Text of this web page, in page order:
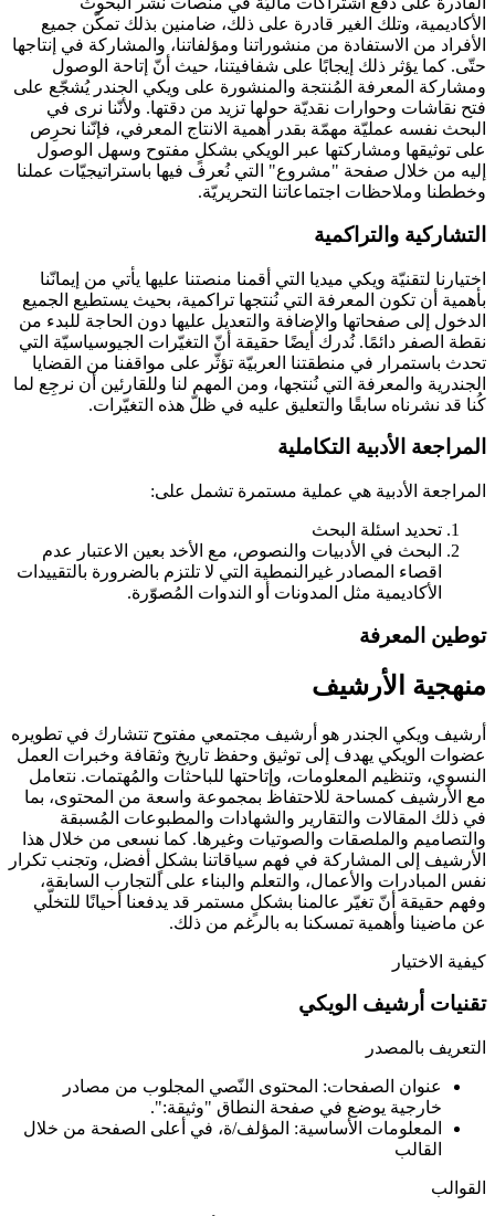
الأكاديمية، وتلك الغير قادرة على ذلك، ضامنين بذلك تمكّن جميع
الأفراد من الاستفادة من منشوراتنا ومؤلفاتنا، والمشاركة في إنتاجها
حتّى. كما يؤثر ذلك إيجابًا على شفافيتنا، حيث أنّ إتاحة الوصول
ومشاركة المعرفة المُنتجة والمنشورة على ويكي الجندر يُشجّع على
فتح نقاشات وحوارات نقديّة حولها تزيد من دقتها. ولأنّنا نرى في
البحث نفسه عمليّة مهمّة بقدر أهمية الانتاج المعرفي، فإنّنا نحرِص
على توثيقها ومشاركتها عبر الويكي بشكلٍ مفتوح وسهل الوصول
إليه من خلال صفحة "مشروع" التي نُعرف فيها باستراتيجيّات عملنا
وخططنا وملاحظات اجتماعاتنا التحريريّة.
التشاركية والتراكمية
اختيارنا لتقنيّة ويكي ميديا التي أقمنا منصتنا عليها يأتي من إيمانّنا
بأهمية أن تكون المعرفة التي نُنتجها تراكمية، بحيث يستطيع الجميع
الدخول إلى صفحاتها والإضافة والتعديل عليها دون الحاجة للبدء من
نقطة الصفر دائمًا. نُدرك أيضًا حقيقة أنّ التغيّرات الجيوسياسيّة التي
تحدث باستمرار في منطقتنا العربيّة تؤثّر على مواقفنا من القضايا
الجندرية والمعرفة التي نُنتجها، ومن المهم لنا وللقارئين أن نرجِع لما
كُنا قد نشرناه سابقًا والتعليق عليه في ظلّ هذه التغيّرات.
المراجعة الأدبية التكاملية
المراجعة الأدبية هي عملية مستمرة تشمل على:
تحديد اسئلة البحث
البحث في الأدبيات والنصوص، مع الأخد بعين الاعتبار عدم
اقصاء المصادر غيرالنمطية التي لا تلتزم بالضرورة بالتقييدات
الأكاديمية مثل المدونات أو الندوات المُصوّرة.
توطين المعرفة
منهجية الأرشيف
أرشيف ويكي الجندر هو أرشيف مجتمعي مفتوح تتشارك في تطويره
عضوات الويكي يهدف إلى توثيق وحفظ تاريخ وثقافة وخبرات العمل
النسوي، وتنظيم المعلومات، وإتاحتها للباحثات والمُهتمات. نتعامل
مع الأرشيف كمساحة للاحتفاظ بمجموعة واسعة من المحتوى، بما
في ذلك المقالات والتقارير والشهادات والمطبوعات المُسبقة
والتصاميم والملصقات والصوتيات وغيرها. كما نسعى من خلال هذا
الأرشيف إلى المشاركة في فهم سياقاتنا بشكلٍ أفضل، وتجنب تكرار
نفس المبادرات والأعمال، والتعلم والبناء على التجارب السابقة،
وفهم حقيقة أنّ تغيّر عالمنا بشكلٍ مستمر قد يدفعنا أحيانًا للتخلّي
عن ماضينا وأهمية تمسكنا به بالرغم من ذلك.
كيفية الاختيار
تقنيات أرشيف الويكي
التعريف بالمصدر
عنوان الصفحات: المحتوى النّصي المجلوب من مصادر
خارجية يوضع في صفحة النطاق "وثيقة:".
المعلومات الأساسية: المؤلف/ة، في أعلى الصفحة من خلال
القالب
القوالب